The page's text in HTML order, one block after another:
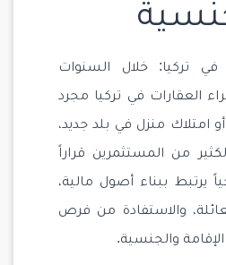
تركيا: خلال السنوات
العقارات في تركيا مجرد
امتلاك منزل في بلد جديد،
من المستثمرين قراراً
يرتبط ببناء أصول مالية،
والاستفادة من فرص
والجنسية.